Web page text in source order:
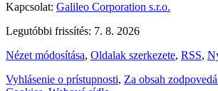
Kapcsolat: Galileo Corporation s.r.o.
Legutóbbi frissítés: 7. 8. 2026
Nézet módosítása, Oldalak szerkezete, RSS,
Vyhlásenie o prístupnosti, Za obsah